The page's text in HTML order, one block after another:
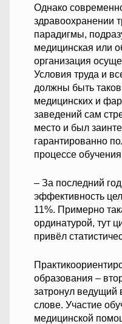
Однако
здравоохранении
парадигмы,
медицинская или
организация
Условия труда и
должны быть
медицинских и
заведений сам
место и был
гарантированно
процессе
– За последний
эффективность
11%. Примерно
ординатурой, тут
привёл
образования –
затронул ведущий
слове. Участие
медицинской